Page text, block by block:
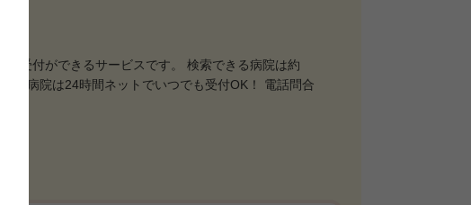
受付ができるサービスです。 検索できる病院は約
る病院は24時間ネットでいつでも受付OK！ 電話問合